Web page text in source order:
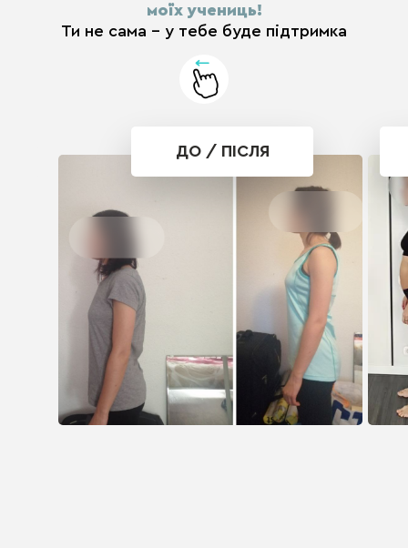
моїх учениць!
Ти не сама - у тебе буде підтримка
ДО / ПІСЛЯ